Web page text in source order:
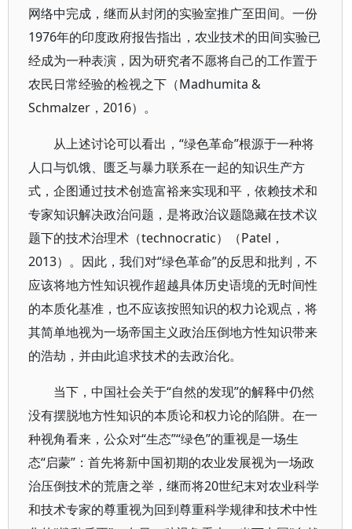
网络中完成，继而从封闭的实验室推广至田间。一份
1976年的印度政府报告指出，农业技术的田间实验已
经成为一种表演，因为研究者不愿将自己的工作置于
农民日常经验的检视之下（Madhumita &
Schmalzer，2016）。
从上述讨论可以看出，“绿色革命”根源于一种将
人口与饥饿、匮乏与暴力联系在一起的知识生产方
式，企图通过技术创造富裕来实现和平，依赖技术和
专家知识解决政治问题，是将政治议题隐藏在技术议
题下的技术治理术（technocratic）（Patel，
2013）。因此，我们对“绿色革命”的反思和批判，不
应该将地方性知识视作超越具体历史语境的无时间性
的本质化基准，也不应该按照知识的权力论观点，将
其简单地视为一场帝国主义政治压倒地方性知识带来
的浩劫，并由此追求技术的去政治化。
当下，中国社会关于“自然的发现”的解释中仍然
没有摆脱地方性知识的本质论和权力论的陷阱。在一
种视角看来，公众对“生态”“绿色”的重视是一场生
态“启蒙”：首先将新中国初期的农业发展视为一场政
治压倒技术的荒唐之举，继而将20世纪末对农业科学
和技术专家的尊重视为回到尊重科学规律和技术中性